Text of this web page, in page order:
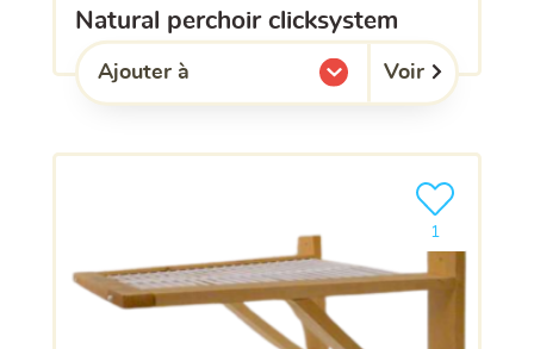
natural perchoir clicksystem
Ajouter à
l'une de mes listes. Voir
1
Ajouter le